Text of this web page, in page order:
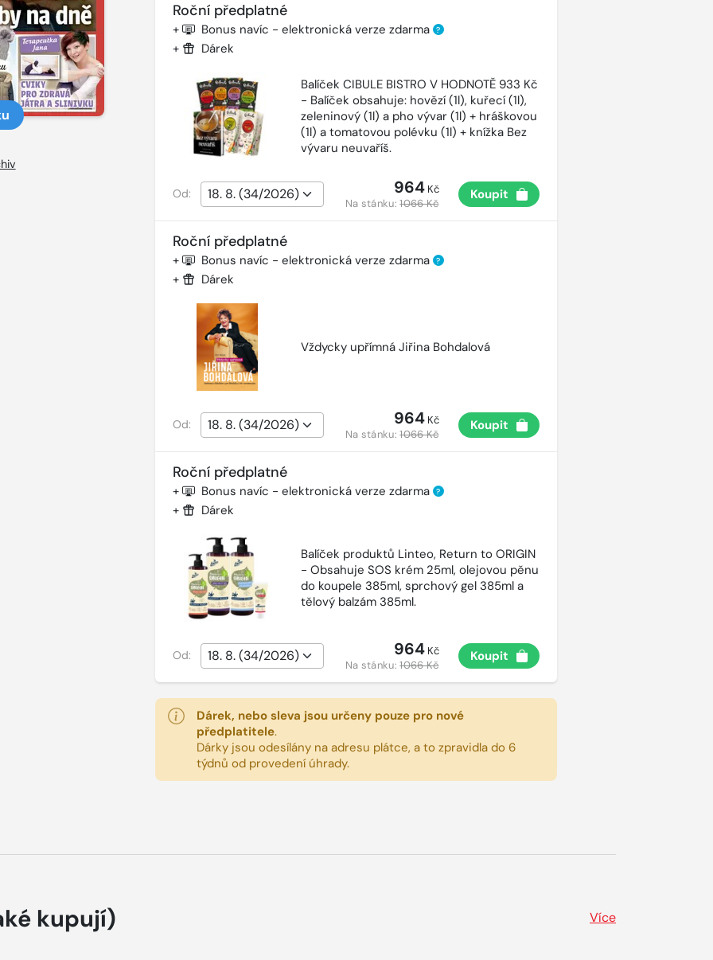
Roční předplatné
+ Bonus navíc - elektronická verze zdarma ?
+ Dárek
Balíček CIBULE BISTRO V HODNOTĚ 933 Kč
- Balíček obsahuje: hovězí (1l), kuřecí (1l),
zeleninový (1l) a pho vývar (1l) + hráškovou
(1l) a tomatovou polévku (1l) + knížka Bez
vývaru neuvaříš.
Od: 964Kč
Na stánku:1066 Kč
Koupit
Roční předplatné
+ Bonus navíc - elektronická verze zdarma ?
+ Dárek
Vždycky upřímná Jiřina Bohdalová
Od: 964Kč
Na stánku:1066 Kč
Koupit
Roční předplatné
+ Bonus navíc - elektronická verze zdarma ?
+ Dárek
Balíček produktů Linteo, Return to ORIGIN
- Obsahuje SOS krém 25ml, olejovou pěnu
do koupele 385ml, sprchový gel 385ml a
tělový balzám 385ml.
Od: 964Kč
Na stánku:1066 Kč
Koupit
Dárek, nebo sleva jsou určeny pouze pro nové
předplatitele.
Dárky jsou odesílány na adresu plátce, a to zpravidla do 6
týdnů od provedení úhrady.
kupují) Více